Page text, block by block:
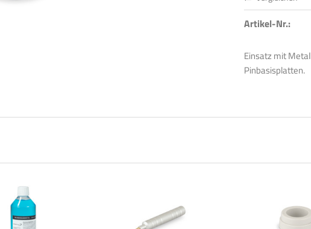
Artikel-Nr.:
Einsatz mit
Pinbasisplatten.
3D Druck, Problemlösungen und spannende Informationen zu neuen und alten
Produkten!